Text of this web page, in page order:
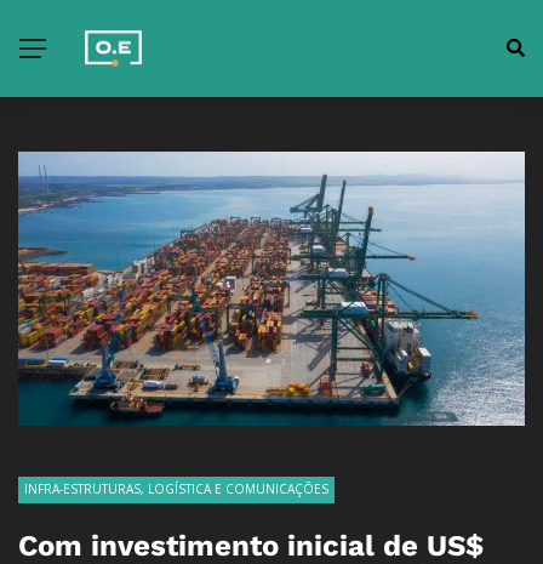
INFRA-ESTRUTURAS, LOGÍSTICA E COMUNICAÇÕES
Com investimento inicial de US$